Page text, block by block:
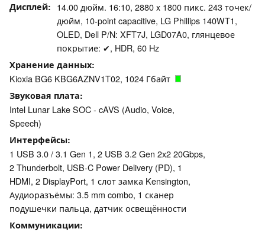
Дисплей
14.00 дюйм. 16:10, 2880 x 1800 пикс. 243 точек/
дюйм, 10-point capacitive, LG Phillips 140WT1,
OLED, Dell P/N: XFT7J, LGD07A0, глянцевое
покрытие: ✔, HDR, 60 Hz
Хранение данных
Kioxia BG6 KBG6AZNV1T02, 1024 Гбайт
Звуковая плата
Intel Lunar Lake SOC - cAVS (Audio, Voice,
Speech)
Интерфейсы
1 USB 3.0 / 3.1 Gen 1, 2 USB 3.2 Gen 2x2 20Gbps,
2 Thunderbolt, USB-C Power Delivery (PD), 1
HDMI, 2 DisplayPort, 1 слот замка Kensington,
Аудиоразъёмы: 3.5 mm combo, 1 сканер
подушечки пальца, датчик освещённости
Коммуникации